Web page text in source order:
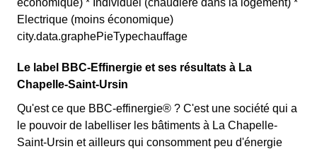
économique) * Individuel (chaudière dans la logement) *
Electrique (moins économique)
city.data.graphePieTypechauffage
Le label BBC-Effinergie et ses résultats à La
Chapelle-Saint-Ursin
Qu'est ce que BBC-effinergie® ? C'est une société qui a
le pouvoir de labelliser les bâtiments à La Chapelle-
Saint-Ursin et ailleurs qui consomment peu d'énergie